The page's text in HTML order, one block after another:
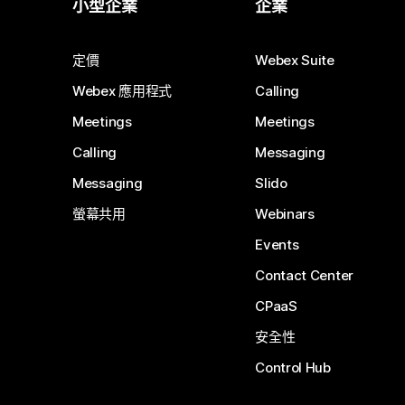
小型企業
定價
Webex 應用程式
Meetings
Calling
Messaging
螢幕共用
企業
Webex Suite
Calling
Meetings
Messaging
Slido
Webinars
Events
Contact Center
CPaaS
安全性
Control Hub